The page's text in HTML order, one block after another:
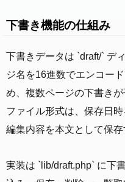
下書き機能の仕組み
下書きデータは `draft/` デ
ジ名を16進数でエンコー
め、複数ページの下書き
ファイル形式は、保存日
編集内容を本文として保存
実装は `lib/draft.php` に下